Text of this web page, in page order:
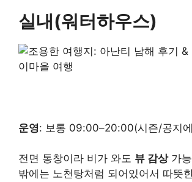
실내(워터하우스)
운영: 보통 09:00–20:00(시즌/공지
전면 통창이라 비가 와도 뷰 감상가
밖에는 노천탕처럼 되어있어서 따뜻